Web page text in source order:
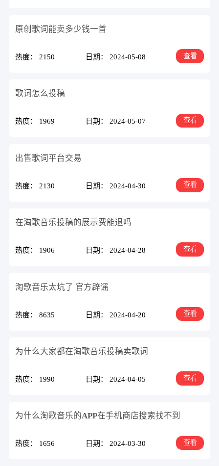
原创歌词能卖多少钱一首
热度： 2150 日期： 2024-05-08 查看
歌词怎么投稿
热度： 1969 日期： 2024-05-07 查看
出售歌词平台交易
热度： 2130 日期： 2024-04-30 查看
在淘歌音乐投稿的展示费能退吗
热度： 1906 日期： 2024-04-28 查看
淘歌音乐太坑了 官方辟谣
热度： 8635 日期： 2024-04-20 查看
为什么大家都在淘歌音乐投稿卖歌词
热度： 1990 日期： 2024-04-05 查看
为什么淘歌音乐的APP在手机商店搜索找不到
热度： 1656 日期： 2024-03-30 查看